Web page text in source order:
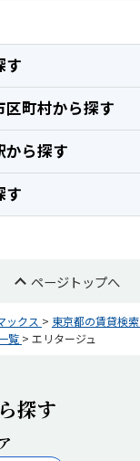
す
町村から探す
から探す
す
ページトップへ
ックス > 東京都の賃貸検索
覧 > エリタージュ
探す